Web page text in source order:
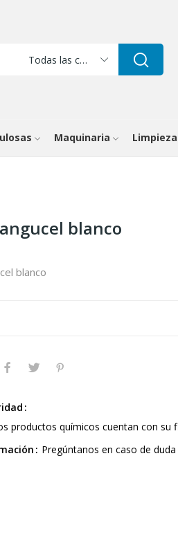
Todas las categorías
Maquinaria Limpieza
blanco
blanco
productos químicos cuentan con su
Pregúntanos en caso de duda